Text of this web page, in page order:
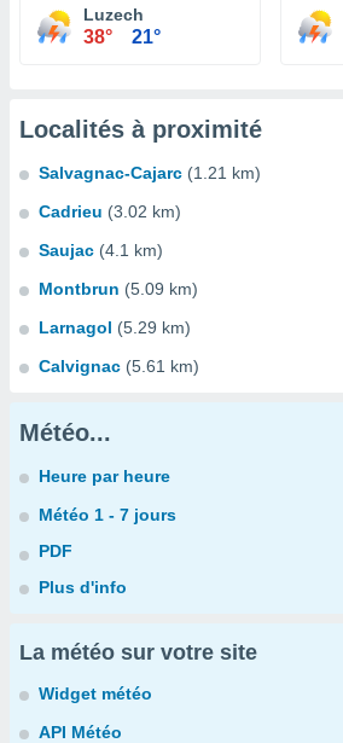
Luzech
38° 21°
Localités à proximité
Salvagnac-Cajarc (1.21 km)
Cadrieu (3.02 km)
Saujac (4.1 km)
Montbrun (5.09 km)
Larnagol (5.29 km)
Calvignac (5.61 km)
Météo...
Heure par heure
Météo 1 - 7 jours
PDF
Plus d'info
La météo sur votre site
Widget météo
API Météo